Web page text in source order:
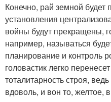
Конечно, рай земной будет
установления
войны будут прекращены,
например, называться
планирование и контроль
головастик легко
тоталитарность строя,
вдоволь, и вон то, желтое,